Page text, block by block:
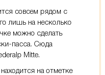
совсем рядом с
лишь на несколько
можно сделать
пасса. Сюда
Mitte.
на отметке